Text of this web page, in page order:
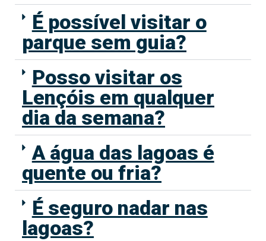
É possível visitar o
parque sem guia?
Posso visitar os
Lençóis em qualquer
dia da semana?
A água das lagoas é
quente ou fria?
É seguro nadar nas
lagoas?